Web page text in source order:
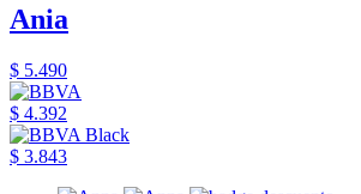
Ania
$ 5.490
$ 4.392
$ 3.843